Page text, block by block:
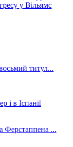
у Вільямс
і в Іспанії